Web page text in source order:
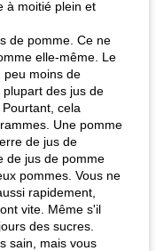
à moitié plein et
de pomme. Ce ne
elle-même. Le
peu moins de
des jus de
cela
Une pomme
de jus de
de jus de pomme
pommes. Vous ne
rapidement,
vite. Même s'il
des sucres.
sain, mais vous